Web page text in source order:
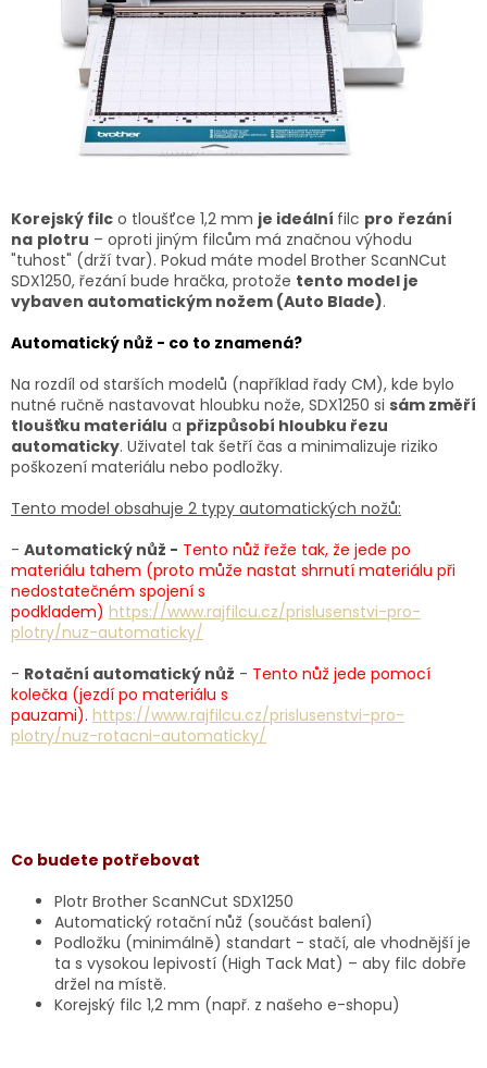
Korejský filc o tloušťce 1,2 mm je ideální filc pro řezání
na plotru – oproti jiným filcům má značnou výhodu
"tuhost" (drží tvar). Pokud máte model Brother ScanNCut
SDX1250, řezání bude hračka, protože tento model je
vybaven automatickým nožem (Auto Blade).
Automatický nůž - co to znamená?
Na rozdíl od starších modelů (například řady CM), kde bylo
nutné ručně nastavovat hloubku nože, SDX1250 si sám změří
tloušťku materiálu a přizpůsobí hloubku řezu
automaticky. Uživatel tak šetří čas a minimalizuje riziko
poškození materiálu nebo podložky.
Tento model obsahuje 2 typy automatických nožů:
- Automatický nůž - Tento nůž řeže tak, že jede po
materiálu tahem (proto může nastat shrnutí materiálu při
nedostatečném spojení s
podkladem) https://www.rajfilcu.cz/prislusenstvi-pro-
plotry/nuz-automaticky/
- Rotační automatický nůž - Tento nůž jede pomocí
kolečka (jezdí po materiálu s
pauzami). https://www.rajfilcu.cz/prislusenstvi-pro-
plotry/nuz-rotacni-automaticky/
Co budete potřebovat
Plotr Brother ScanNCut SDX1250
Automatický rotační nůž (součást balení)
Podložku (minimálně) standart - stačí, ale vhodnější je
ta s vysokou lepivostí (High Tack Mat) – aby filc dobře
držel na místě.
Korejský filc 1,2 mm (např. z našeho e-shopu)